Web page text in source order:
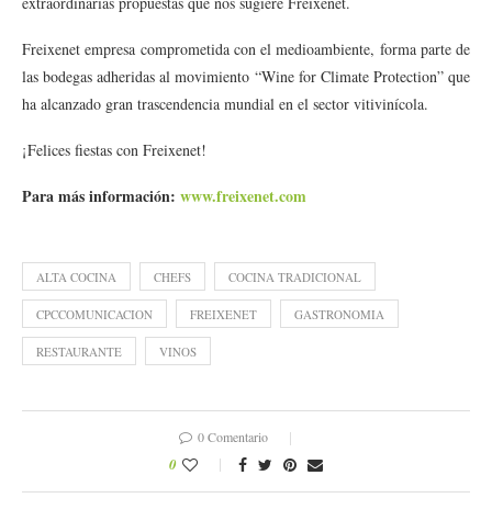
Freixenet empresa comprometida con el medioambiente, forma parte de
las bodegas adheridas al movimiento “Wine for Climate Protection” que
ha alcanzado gran trascendencia mundial en el sector vitivinícola.
¡Felices fiestas con Freixenet!
Para más información: www.freixenet.com
ALTA COCINA CHEFS COCINA TRADICIONAL
CPCCOMUNICACION FREIXENET GASTRONOMIA
RESTAURANTE VINOS
0 Comentario
0